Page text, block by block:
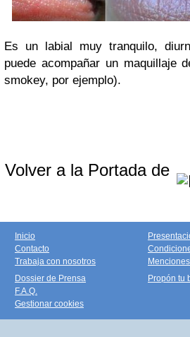
Es un labial muy tranquilo,
puede acompañar un maquillaje
smokey, por ejemplo).
Volver a la Portada de
Inicio
Contacto
Trabaja con nosotros
Dossier de Prensa
F.A.Q.
Gestionar cookies
Propón tu